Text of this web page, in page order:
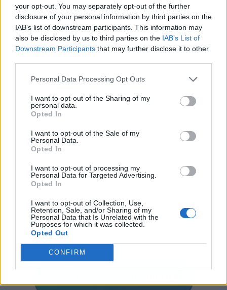
your opt-out. You may separately opt-out of the further
disclosure of your personal information by third parties on the
IAB’s list of downstream participants. This information may
also be disclosed by us to third parties on the IAB’s List of
Downstream Participants that may further disclose it to other
Personal Data Processing Opt Outs
I want to opt-out of the Sharing of my
personal data.
Opted In
I want to opt-out of the Sale of my
Personal Data.
Opted In
I want to opt-out of processing my
Personal Data for Targeted Advertising.
Opted In
I want to opt-out of Collection, Use,
Retention, Sale, and/or Sharing of my
Personal Data that Is Unrelated with the
Purposes for which it was collected.
Opted Out
CONFIRM
Publicidad